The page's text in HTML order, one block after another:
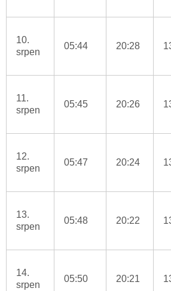
10.
srpen
05:44 20:28
11.
srpen
05:45 20:26
12.
srpen
05:47 20:24
13.
srpen
05:48 20:22
14.
srpen
05:50 20:21